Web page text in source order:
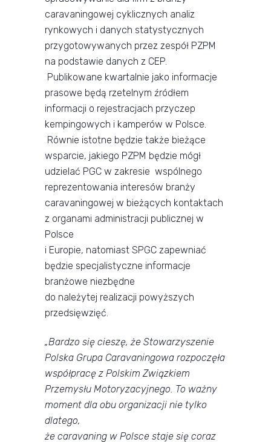
caravaningowej cyklicznych analiz
rynkowych i danych statystycznych
przygotowywanych przez zespół PZPM
na podstawie danych z CEP.
Publikowane kwartalnie jako informacje
prasowe będą rzetelnym źródłem
informacji o rejestracjach przyczep
kempingowych i kamperów w Polsce.
Równie istotne będzie także bieżące
wsparcie, jakiego PZPM będzie mógł
udzielać PGC w zakresie wspólnego
reprezentowania interesów branży
caravaningowej w bieżących kontaktach
z organami administracji publicznej w
Polsce
i Europie, natomiast SPGC zapewniać
będzie specjalistyczne informacje
branżowe niezbędne
do należytej realizacji powyższych
przedsięwzięć.
„Bardzo się cieszę, że Stowarzyszenie
Polska Grupa Caravaningowa rozpoczęła
współpracę z Polskim Związkiem
Przemysłu Motoryzacyjnego. To ważny
moment dla obu organizacji nie tylko
dlatego,
że caravaning w Polsce staje się coraz